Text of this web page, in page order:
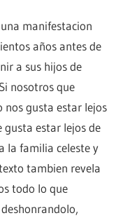
manifestacion
años antes de
a sus hijos de
nosotros que
nos gusta estar lejos
gusta estar lejos de
la familia celeste y
tambien revela
todo lo que